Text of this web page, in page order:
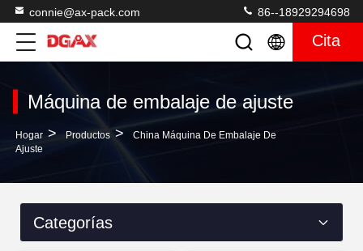
connie@ax-pack.com 86--18929294698
Cita
Máquina de embalaje de ajuste
Hogar > Productos >
China Máquina De Embalaje De
Ajuste
Categorías